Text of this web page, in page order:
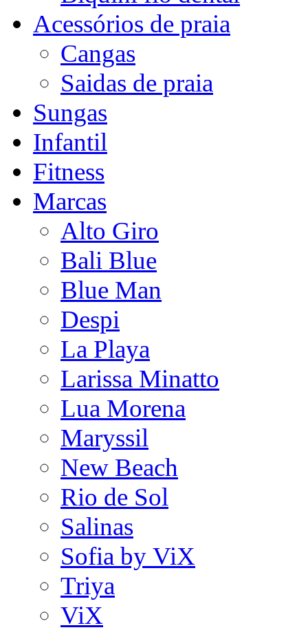
Acessórios de praia
Cangas
Saidas de praia
Sungas
Infantil
Fitness
Marcas
Alto Giro
Bali Blue
Blue Man
Despi
La Playa
Larissa Minatto
Lua Morena
Maryssil
New Beach
Rio de Sol
Salinas
Sofia by ViX
Triya
ViX